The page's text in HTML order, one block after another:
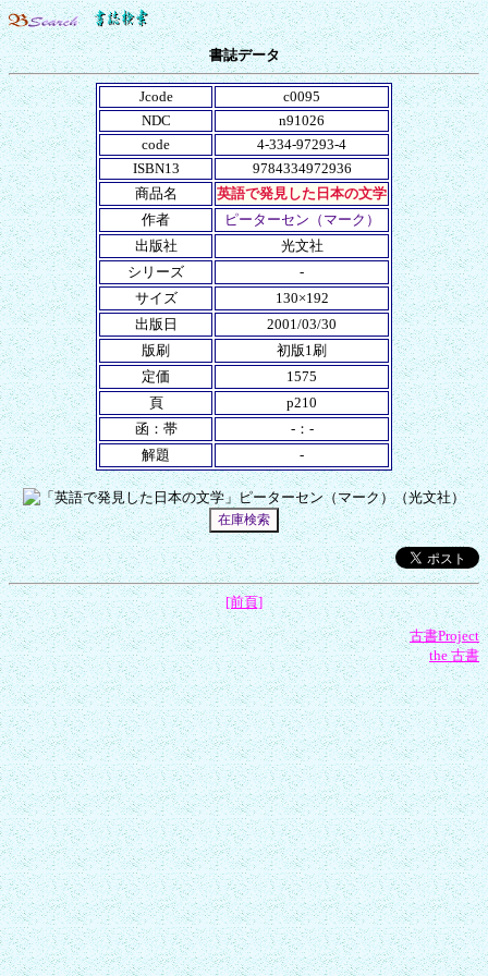
書誌データ
Jcode
c0095
NDC
n91026
code
4-334-97293-4
ISBN13
9784334972936
商品名
英語で発見した日本の文学
作者
ピーターセン（マーク）
出版社
光文社
シリーズ
-
サイズ
130×192
出版日
2001/03/30
版刷
初版1刷
定価
1575
頁
p210
函：帯
-：-
解題
-
[前頁]
古書Project
the 古書